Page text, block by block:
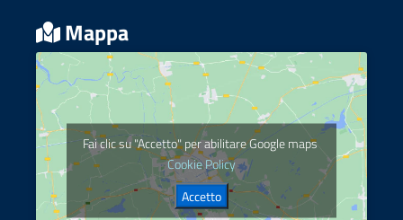
Mappa
Fai clic su "Accetto" per abilitare Google maps
Cookie Policy
Accetto